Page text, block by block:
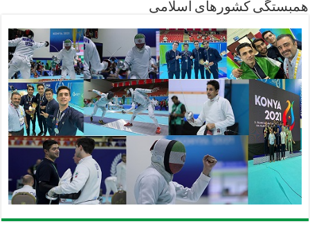
همبستگی کشورهای اسلامی